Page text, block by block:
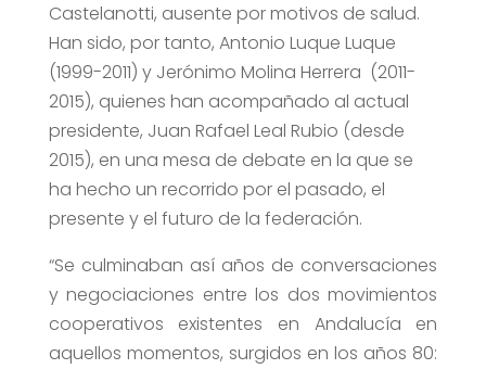
Castelanotti, ausente por motivos de salud.
Han sido, por tanto, Antonio Luque Luque
(1999-2011) y Jerónimo Molina Herrera (2011-
2015), quienes han acompañado al actual
presidente, Juan Rafael Leal Rubio (desde
2015), en una mesa de debate en la que se
ha hecho un recorrido por el pasado, el
presente y el futuro de la federación.
“Se culminaban así años de conversaciones
y negociaciones entre los dos movimientos
cooperativos existentes en Andalucía en
aquellos momentos, surgidos en los años 80: